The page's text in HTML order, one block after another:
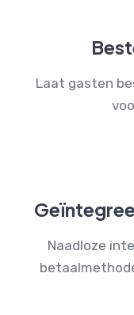
Laat gasten
Naadloze